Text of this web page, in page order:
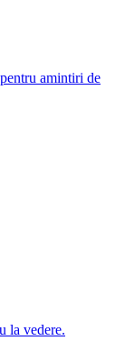
amintiri de
la vedere.